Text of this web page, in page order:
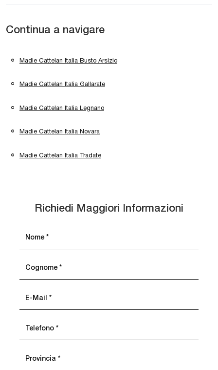
Continua a navigare
Madie Cattelan Italia Busto Arsizio
Madie Cattelan Italia Gallarate
Madie Cattelan Italia Legnano
Madie Cattelan Italia Novara
Madie Cattelan Italia Tradate
Richiedi Maggiori Informazioni